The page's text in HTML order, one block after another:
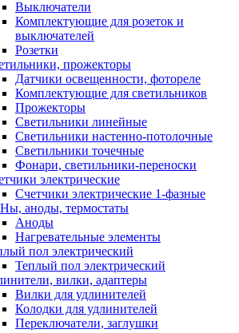
Выключатели
Комплектующие для розеток и
выключателей
Розетки
прожекторы
Датчики освещенности, фотореле
Комплектующие для светильников
Прожекторы
Светильники линейные
Светильники настенно-потолочные
Светильники точечные
Фонари, светильники-переноски
электрические
Счетчики электрические 1-фазные
аноды, термостаты
Аноды
Нагревательные элементы
пол электрический
Теплый пол электрический
вилки, адаптеры
Вилки для удлинителей
Колодки для удлинителей
Переключатели, заглушки